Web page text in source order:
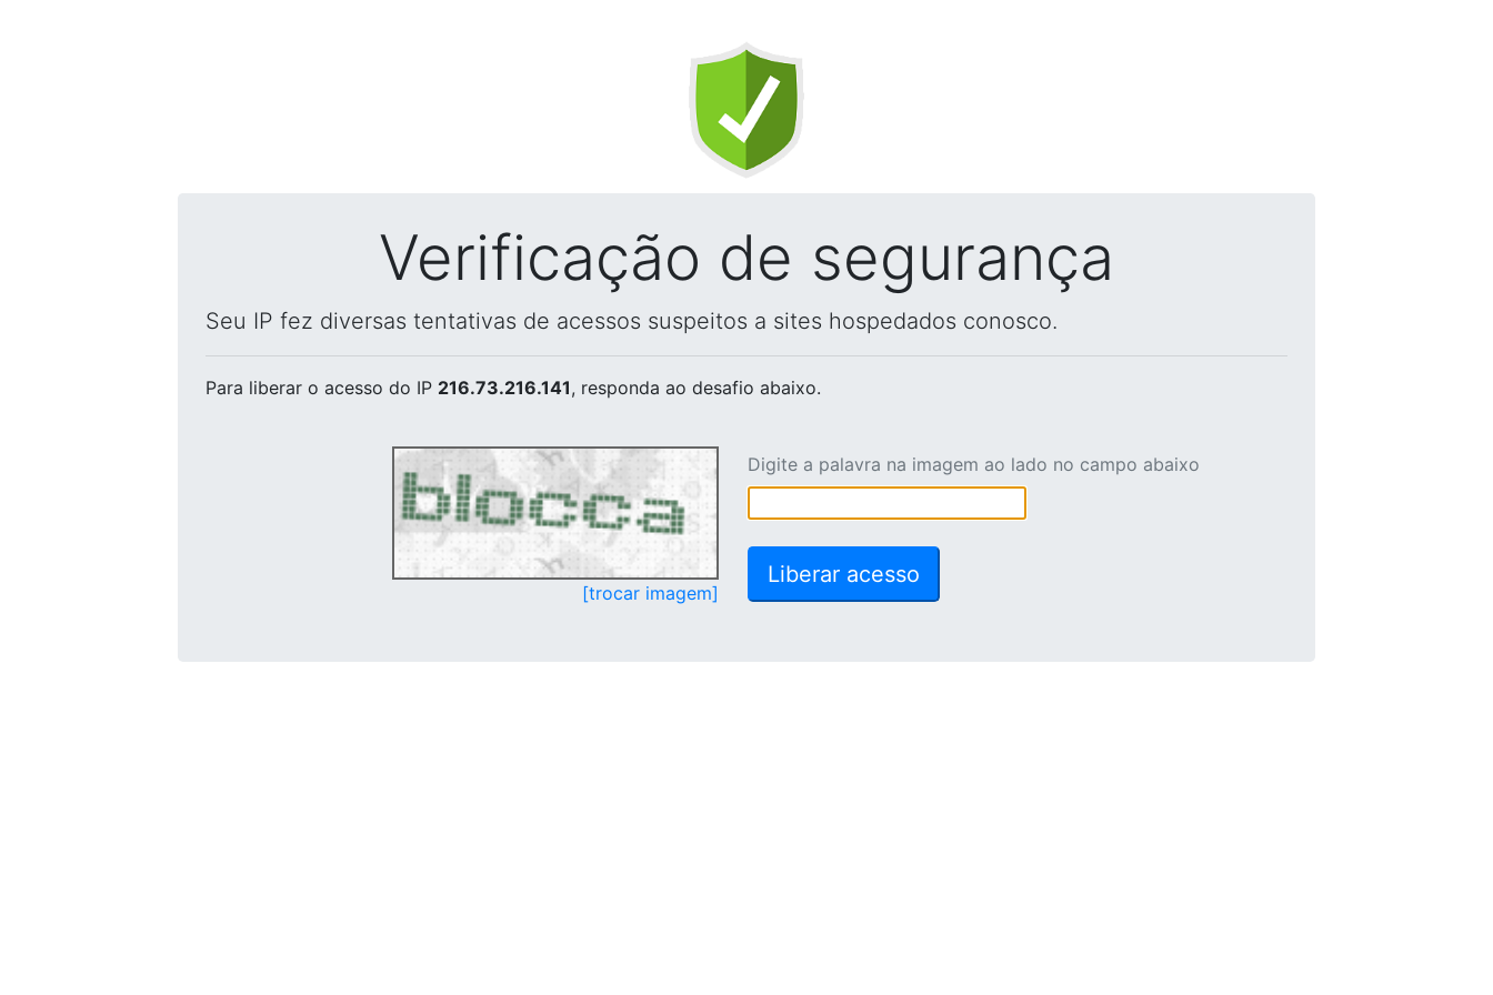
Verificação de segurança
Seu IP fez diversas tentativas de acessos suspeitos a sites hospedados conosco.
Para liberar o acesso do IP 216.73.216.141, responda ao desafio abaixo.
[trocar imagem]
Digite a palavra na imagem ao lado no campo abaixo